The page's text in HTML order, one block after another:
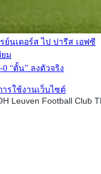
ย์นเดอร์ส ไป ปารีส เอฟซี
ม
“ตั้น” ลงตัวจริง
รใช้งานเว็บไซต์
Leuven Football Club